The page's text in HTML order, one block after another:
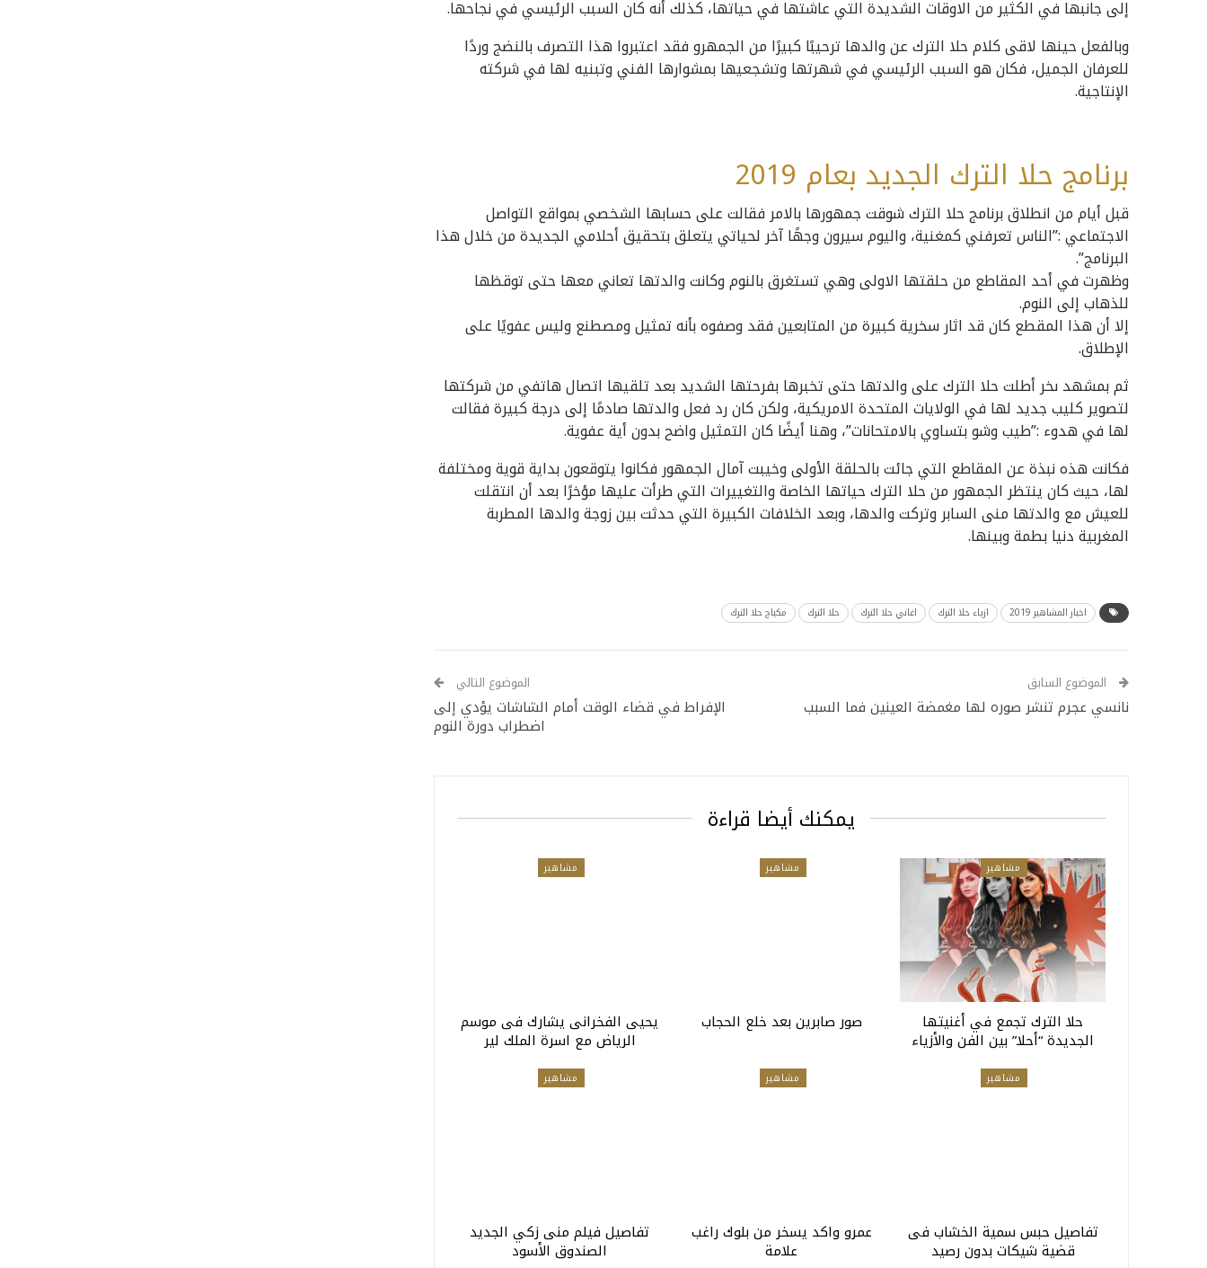
إلى جانبها في الكثير من الاوقات الشديدة التي عاشتها في حياتها، كذلك أنه كان السبب الرئيسي في نجاحها.
وبالفعل حينها لاقى كلام حلا الترك عن والدها ترحيبًا كبيرًا من الجمهرو فقد اعتبروا هذا التصرف بالنضج وردًا
للعرفان الجميل، فكان هو السبب الرئيسي في شهرتها وتشجعيها بمشوارها الفني وتبنيه لها في شركته
الإنتاجية.
برنامج حلا الترك الجديد بعام 2019
قبل أيام من انطلاق برنامج حلا الترك شوقت جمهورها بالامر فقالت على حسابها الشخصي بمواقع التواصل
الاجتماعي :”الناس تعرفني كمغنية، واليوم سيرون وجهًا آخر لحياتي يتعلق بتحقيق أحلامي الجديدة من خلال هذا
البرنامج”.
وظهرت في أحد المقاطع من حلقتها الاولى وهي تستغرق بالنوم وكانت والدتها تعاني معها حتى توقظها
للذهاب إلى النوم.
إلا أن هذا المقطع كان قد اثار سخرية كبيرة من المتابعين فقد وصفوه بأنه تمثيل ومصطنع وليس عفويًا على
الإطلاق.
ثم بمشهد ىخر أطلت حلا الترك على والدتها حتى تخبرها بفرحتها الشديد بعد تلقيها اتصال هاتفي من شركتها
لتصوير كليب جديد لها في الولايات المتحدة الامريكية، ولكن كان رد فعل والدتها صادمًا إلى درجة كبيرة فقالت
لها في هدوء :”طيب وشو بتساوي بالامتحانات”، وهنا أيضًا كان التمثيل واضح بدون أية عفوية.
فكانت هذه نبذة عن المقاطع التي جائت بالحلقة الأولى وخيبت آمال الجمهور فكانوا يتوقعون بداية قوية ومختلفة
لها، حيث كان ينتظر الجمهور من حلا الترك حياتها الخاصة والتغييرات التي طرأت عليها مؤخرًا بعد أن انتقلت
للعيش مع والدتها منى السابر وتركت والدها، وبعد الخلافات الكبيرة التي حدثت بين زوجة والدها المطربة
المغربية دنيا بطمة وبينها.
اخبار المشاهير 2019 ازياء حلا الترك اغاني حلا الترك حلا الترك مكياج حلا الترك
الموضوع السابق
نانسي عجرم تنشر صوره لها مغمضة العينين فما السبب
الموضوع التالي
‏‏الإفراط في قضاء الوقت أمام الشاشات يؤدي إلى
اضطراب دورة النوم‏
يمكنك أيضا قراءة
مشاهير
حلا الترك تجمع في أغنيتها
الجديدة “أحلا” بين الفن والأزياء
مشاهير
صور صابرين بعد خلع الحجاب
مشاهير
يحيى الفخرانى يشارك فى موسم
الرياض مع اسرة الملك لير
مشاهير
تفاصيل حبس سمية الخشاب فى
قضية شيكات بدون رصيد
مشاهير
عمرو واكد يسخر من بلوك راغب
علامة
مشاهير
تفاصيل فيلم منى زكي الجديد
الصندوق الأسود